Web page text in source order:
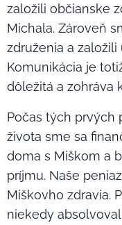
založili občianske
Michala. Zároveň
združenia a
Komunikácia je
dôležitá a zohráva
Počas tých prvých
života sme sa
doma s Miškom a
príjmu. Naše
Miškovho zdravia.
niekedy